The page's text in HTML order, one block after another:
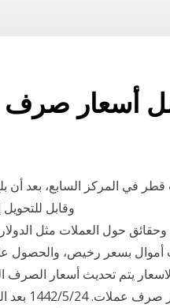
أسعار صرف
أموال بسعر رخيص، والحصول